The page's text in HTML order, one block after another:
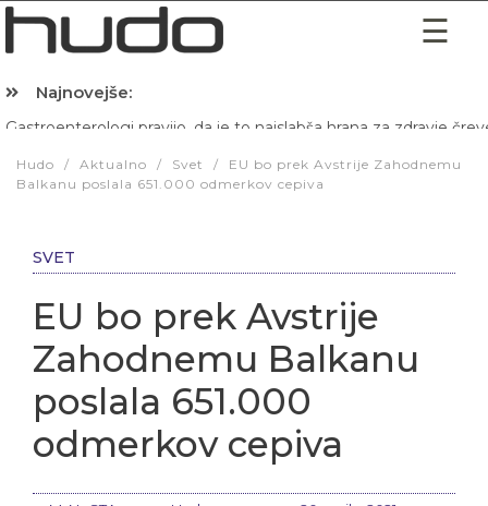
Najnovejše:
Balkanu poslala 651.000 odmerkov cepiva
EU bo prek Avstrije
Zahodnemu Balkanu
poslala 651.000
odmerkov cepiva
M. N., STA Hudo.com 20 aprila, 2021